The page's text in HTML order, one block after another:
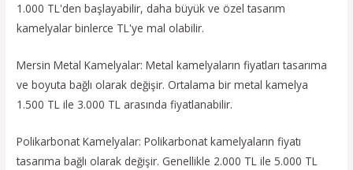
1.000 TL'den başlayabilir, daha büyük ve özel tasarım
kamelyalar binlerce TL'ye mal olabilir.
Mersin Metal Kamelyalar: Metal kamelyaların fiyatları tasarıma
ve boyuta bağlı olarak değişir. Ortalama bir metal kamelya
1.500 TL ile 3.000 TL arasında fiyatlanabilir.
Polikarbonat Kamelyalar: Polikarbonat kamelyaların fiyatı
tasarıma bağlı olarak değişir. Genellikle 2.000 TL ile 5.000 TL